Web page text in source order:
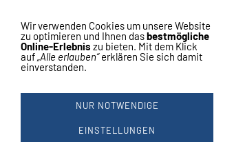
Navigation einblenden
#22167 MIT GRAVUR
3er Serie gestaffelt
Wir verwenden Cookies um unsere Website
zu optimieren und Ihnen dasbestmögliche
Online-Erlebnis zu bieten. Mit dem Klick
auf„Alle erlauben“erklären Sie sich damit
einverstanden.
NUR NOTWENDIGE
EINSTELLUNGEN